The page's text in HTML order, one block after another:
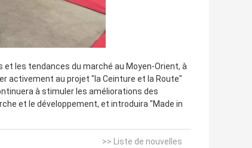
les tendances du marché au Moyen-Orient, à
activement au projet "la Ceinture et la Route"
à stimuler les améliorations des
et le développement, et introduira "Made in
>> Liste de nouvelles